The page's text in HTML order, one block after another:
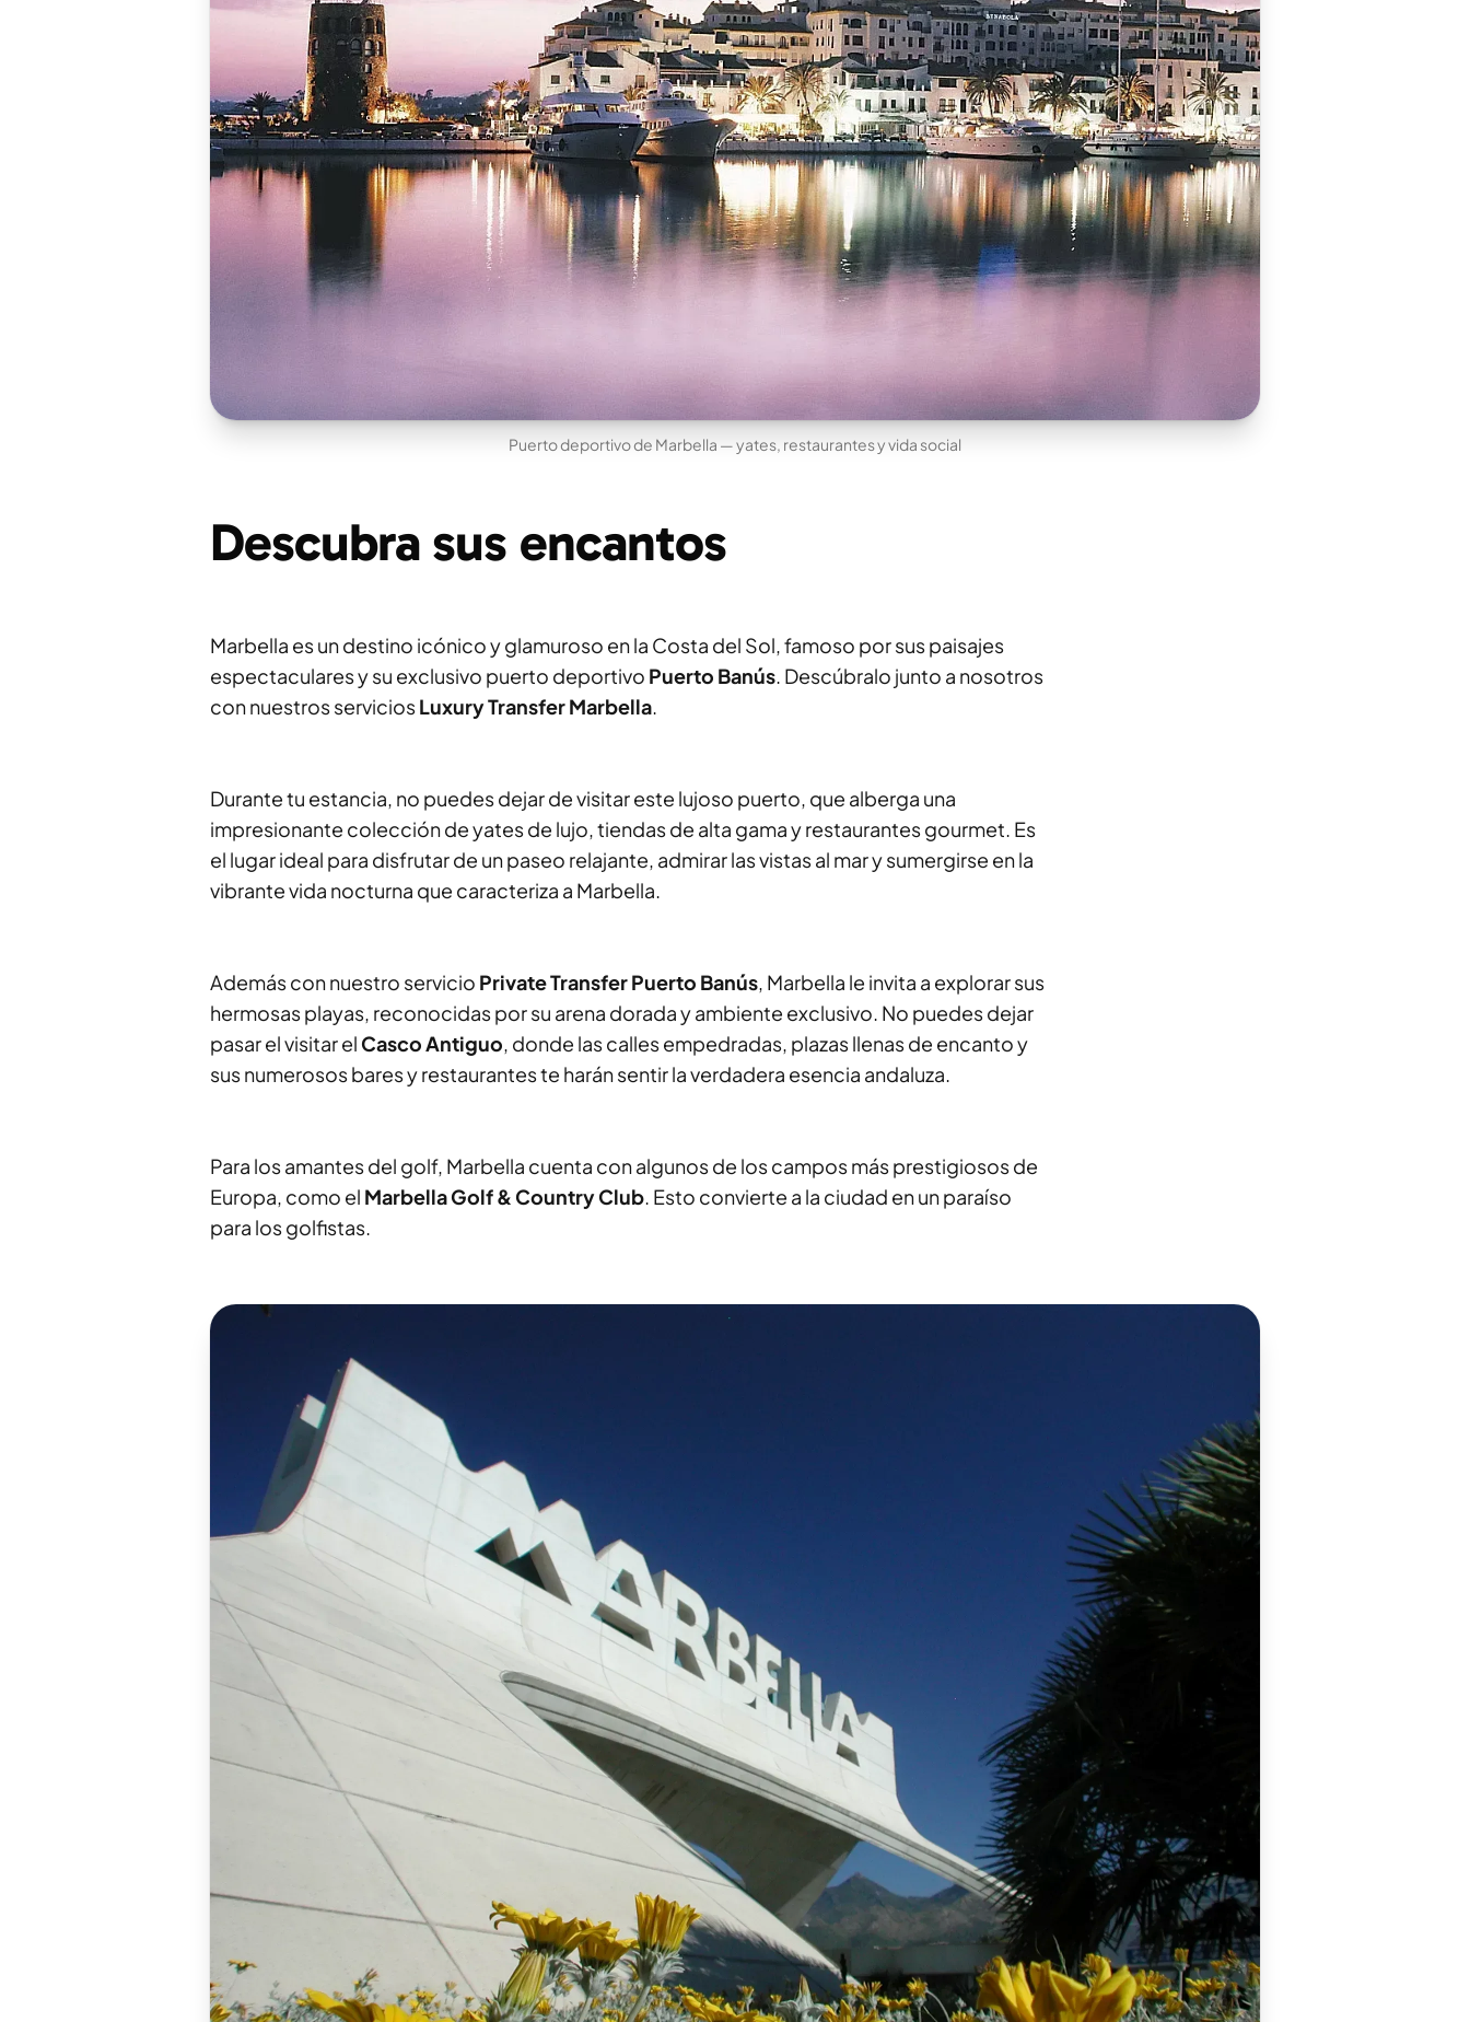
Puerto deportivo de Marbella — yates, restaurantes y vida social
Descubra sus encantos
Marbella es un destino icónico y glamuroso en la Costa del Sol, famoso por sus paisajes
espectaculares y su exclusivo puerto deportivo Puerto Banús. Descúbralo junto a nosotros
con nuestros serviciosLuxury Transfer Marbella.
Durante tu estancia, no puedes dejar de visitar este lujoso puerto, que alberga una
impresionante colección de yates de lujo, tiendas de alta gama y restaurantes gourmet. Es
el lugar ideal para disfrutar de un paseo relajante, admirar las vistas al mar y sumergirse en la
vibrante vida nocturna que caracteriza a Marbella.
Además con nuestro servicio Private Transfer Puerto Banús, Marbella le invita a explorar sus
hermosas playas, reconocidas por su arena dorada y ambiente exclusivo. No puedes dejar
pasar el visitar el Casco Antiguo, donde las calles empedradas, plazas llenas de encanto y
sus numerosos bares y restaurantes te harán sentir la verdadera esencia andaluza.
Para los amantes del golf, Marbella cuenta con algunos de los campos más prestigiosos de
Europa, como el Marbella Golf & Country Club. Esto convierte a la ciudad en un paraíso
para los golfistas.